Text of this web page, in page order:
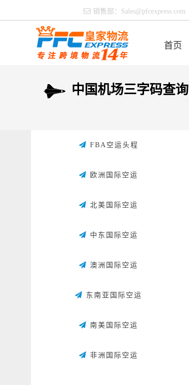
销售部： Sales@pfcexpress.com
首页
中国机场三字码查询
FBA空运头程
欧洲国际空运
北美国际空运
中东国际空运
澳洲国际空运
东南亚国际空运
南美国际空运
非洲国际空运